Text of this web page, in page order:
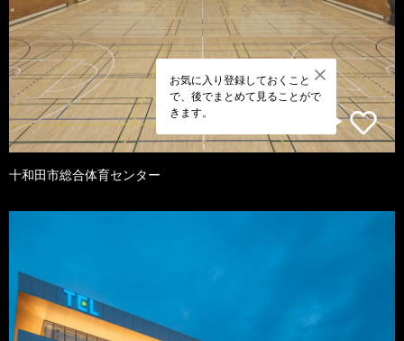
お気に入り登録しておくこと
で、後でまとめて見ることがで
きます。
十和田市総合体育センター